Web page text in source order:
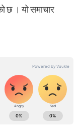
छ । यो समाचार